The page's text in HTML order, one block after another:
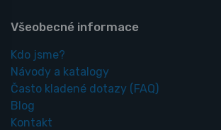
Všeobecné informace
Kdo jsme?
Návody a katalogy
Často kladené dotazy (FAQ)
Blog
Kontakt